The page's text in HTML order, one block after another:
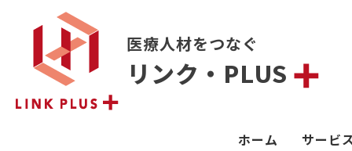
医療人材をつなぐ
リンク・PLUS
ホーム サービ